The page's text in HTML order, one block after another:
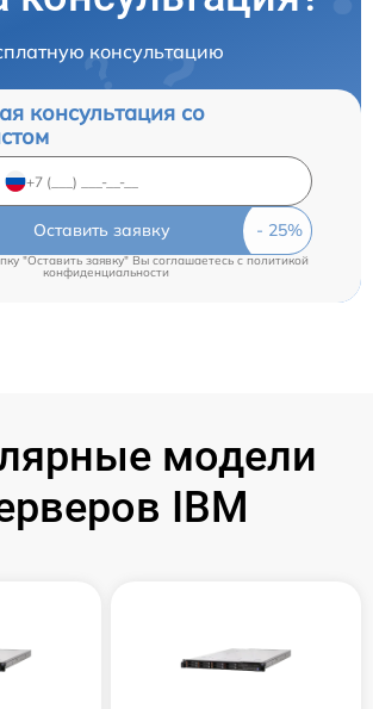
консультацию
консультация со
Оставить заявку
"Оставить заявку" Вы соглашаетесь c политикой
конфиденциальности
модели
IBM